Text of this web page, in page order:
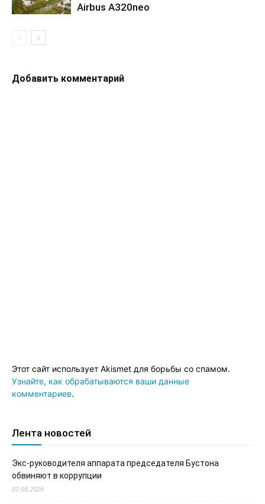
Airbus A320neo
Добавить комментарий
Этот сайт использует Akismet для борьбы со спамом.
Узнайте, как обрабатываются ваши данные
комментариев.
Лента новостей
Экс-руководителя аппарата председателя Бустона
обвиняют в коррупции
07.08.2026